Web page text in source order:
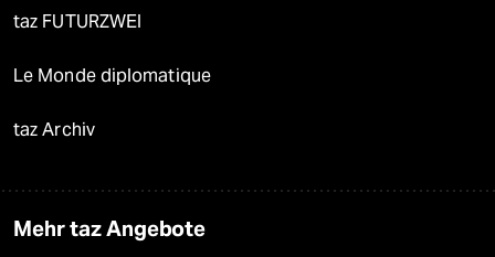
taz FUTURZWEI
Le Monde diplomatique
taz Archiv
Mehr taz Angebote